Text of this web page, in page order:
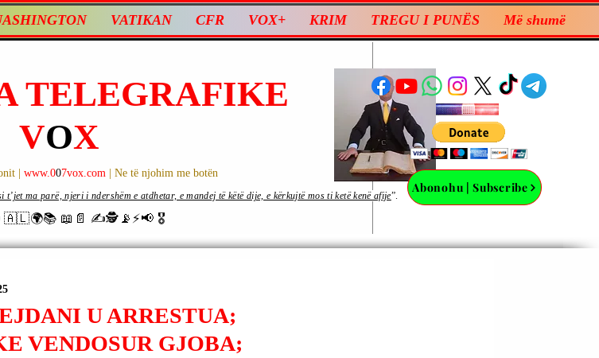
VATIKAN CFR VOX+ KRIM TREGU I PUNËS Më shumë
TELEGRAFIKE
VOX
| www.007vox.com | Ne të njohim me botën
🇦🇱🌍📚 📖📄 ✍🕵️📡⚡️📢 🎖
Abonohu | Subscribe
t’jet ma parë, njeri i ndershëm e atdhetar, e mandej të këtë dije, e kërkujtë mos ti ketë kenë afije”.
U ARRESTUA;
VENDOSUR GJOBA;